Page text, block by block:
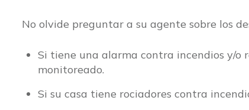
No olvide preguntar a su agente sobre los
Si tiene una alarma contra incendios y/o
monitoreado.
Si su casa tiene rociadores contra